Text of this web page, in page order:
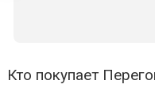
Кто покупает